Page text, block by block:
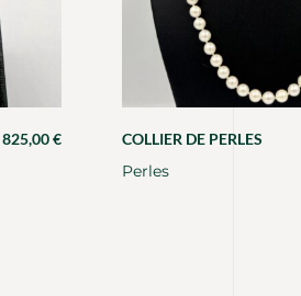
825,00€ COLLIER DE PERLES
Perles